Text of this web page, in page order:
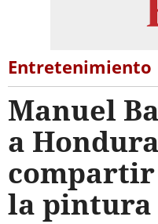
Entretenimiento
Manuel
a
la pintura